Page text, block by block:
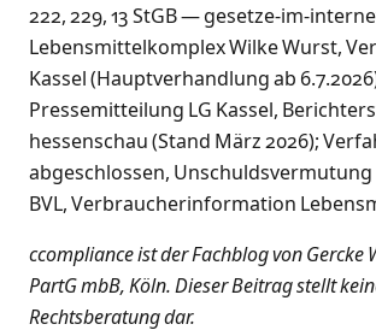
222, 229, 13 StGB — gesetze-im-
Lebensmittelkomplex Wilke Wurst,
Kassel (Hauptverhandlung ab
Pressemitteilung LG Kassel,
hessenschau (Stand März 2026);
abgeschlossen, Unschuldsvermutung
BVL, Verbraucherinformation
ccompliance ist der Fachblog von Gercke
PartG mbB, Köln. Dieser Beitrag stellt
Rechtsberatung dar.